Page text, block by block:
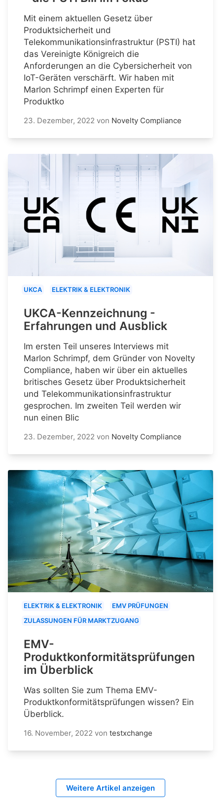
Mit einem aktuellen Gesetz über
Produktsicherheit und
Telekommunikationsinfrastruktur (PSTI) hat
das Vereinigte Königreich die
Anforderungen an die Cybersicherheit von
IoT-Geräten verschärft. Wir haben mit
Marlon Schrimpf einen Experten für
Produktko
23. Dezember, 2022 von Novelty Compliance
UKCA ELEKTRIK & ELEKTRONIK
UKCA-Kennzeichnung -
Erfahrungen und Ausblick
Im ersten Teil unseres Interviews mit
Marlon Schrimpf, dem Gründer von Novelty
Compliance, haben wir über ein aktuelles
britisches Gesetz über Produktsicherheit
und Telekommunikationsinfrastruktur
gesprochen. Im zweiten Teil werden wir
nun einen Blic
23. Dezember, 2022 von Novelty Compliance
ELEKTRIK & ELEKTRONIK
EMV PRÜFUNGEN
ZULASSUNGEN FÜR MARKTZUGANG
EMV-
Produktkonformitätsprüfungen
im Überblick
Was sollten Sie zum Thema EMV-
Produktkonformitätsprüfungen wissen? Ein
Überblick.
16. November, 2022 von testxchange
Weitere Artikel anzeigen